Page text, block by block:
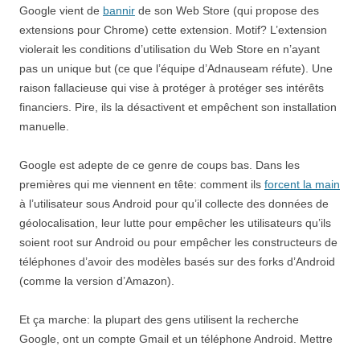
Google vient de bannir de son Web Store (qui propose des
extensions pour Chrome) cette extension. Motif? L’extension
violerait les conditions d’utilisation du Web Store en n’ayant
pas un unique but (ce que l’équipe d’Adnauseam réfute). Une
raison fallacieuse qui vise à protéger à protéger ses intérêts
financiers. Pire, ils la désactivent et empêchent son installation
manuelle.
Google est adepte de ce genre de coups bas. Dans les
premières qui me viennent en tête: comment ils forcent la main
à l’utilisateur sous Android pour qu’il collecte des données de
géolocalisation, leur lutte pour empêcher les utilisateurs qu’ils
soient root sur Android ou pour empêcher les constructeurs de
téléphones d’avoir des modèles basés sur des forks d’Android
(comme la version d’Amazon).
Et ça marche: la plupart des gens utilisent la recherche
Google, ont un compte Gmail et un téléphone Android. Mettre